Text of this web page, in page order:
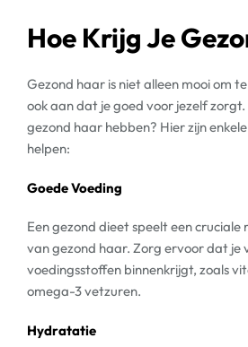
Hoe Krijg Je
Gezond haar is niet alleen mooi om
ook aan dat je goed voor jezelf
gezond haar hebben? Hier zijn
helpen:
Goede Voeding
Een gezond dieet speelt een
van gezond haar. Zorg ervoor dat je
voedingsstoffen binnenkrijgt, zoals
omega-3 vetzuren.
Hydratatie